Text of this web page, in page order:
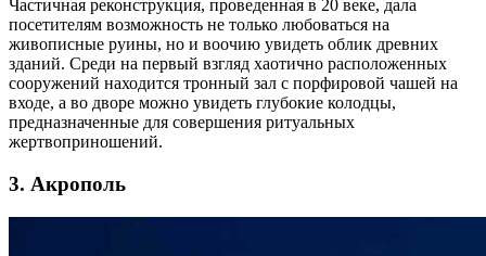
Частичная реконструкция, проведенная в 20 веке, дала
посетителям возможность не только любоваться на
живописные руины, но и воочию увидеть облик древних
зданий. Среди на первый взгляд хаотично расположенных
сооружений находится тронный зал с порфировой чашей на
входе, а во дворе можно увидеть глубокие колодцы,
предназначенные для совершения ритуальных
жертвоприношений.
3. Акрополь